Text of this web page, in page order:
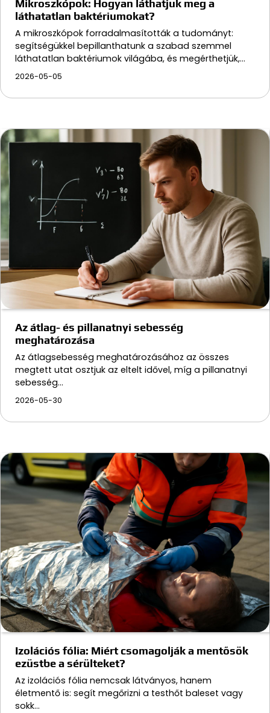
Mikroszkópok: Hogyan láthatjuk meg a
láthatatlan baktériumokat?
A mikroszkópok forradalmasították a tudományt:
segítségükkel bepillanthatunk a szabad szemmel
láthatatlan baktériumok világába, és megérthetjük,…
2026-05-05
Az átlag- és pillanatnyi sebesség
meghatározása
Az átlagsebesség meghatározásához az összes
megtett utat osztjuk az eltelt idővel, míg a pillanatnyi
sebesség…
2026-05-30
Izolációs fólia: Miért csomagolják a mentősök
ezüstbe a sérülteket?
Az izolációs fólia nemcsak látványos, hanem
életmentő is: segít megőrizni a testhőt baleset vagy
sokk…